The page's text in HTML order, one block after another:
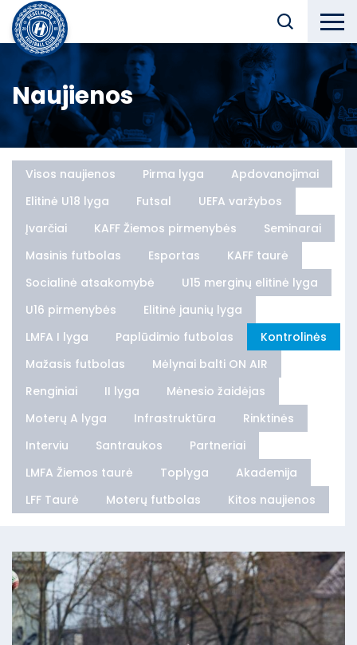
Naujienos
Visos naujienos Pirma lyga
Apdovanojimai
Elitinė U18 lyga
Futsal
UEFA varžybos
Įvarčiai
KAFF Žiemos pirmenybės
Seminarai
Masinis futbolas
Esportas
KAFF taurė
Socialinė atsakomybė
U15 merginų elitinė lyga
U16 pirmenybės
Elitinė jaunių lyga
LMFA I lyga
Paplūdimio futbolas
Kontrolinės
Mažasis futbolas
Mėlynai balti ON AIR
Renginiai
II lyga
Mėnesio žaidėjas
Moterų A lyga
Infrastruktūra
Rinktinės
Interviu
Santraukos
Partneriai
LMFA Žiemos taurė
Toplyga
Akademija
LFF Taurė
Moterų futbolas Kitos naujienos